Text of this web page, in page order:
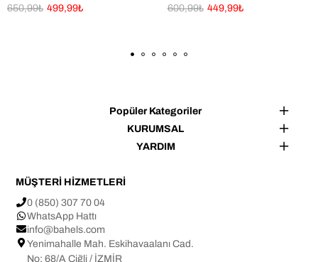
✔ Seyahatlerde el çantası olarak kullanım
✔ Sosyal aktivitelerde kullanım
✔ Ofis ve iş günlerinde kullanım
Not: Işık ve ekran ayarlarına bağlı olarak ürün renginde ±1
ton farklılık görülebilir.
Tasarım ve üretim BAHELS markasına aittir.
499,99₺
650,99₺
449,99₺
600,99₺
Popüler Kategoriler
KURUMSAL
YARDIM
MÜŞTERİ HİZMETLERİ
0 (850) 307 70 04
WhatsApp Hattı
info@bahels.com
Yenimahalle Mah. Eskihavaalanı Cad.
No: 68/A Çiğli / İZMİR